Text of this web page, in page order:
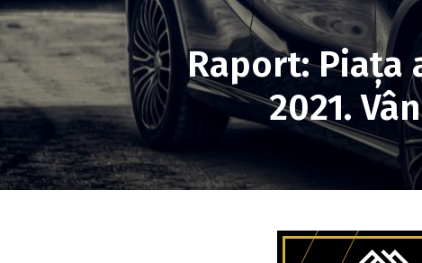
Raport: Piaţa
2021.